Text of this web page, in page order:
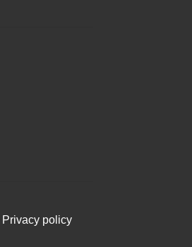
Privacy policy